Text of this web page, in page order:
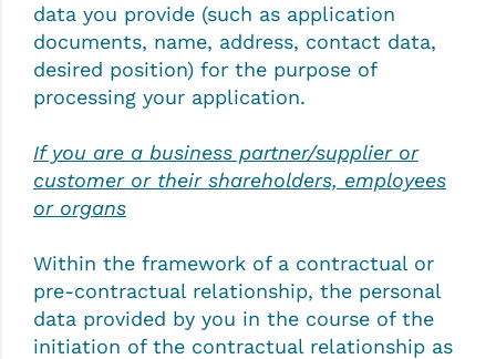
data you provide (such as application
documents, name, address, contact data,
desired position) for the purpose of
processing your application.
If you are a business partner/supplier or
customer or their shareholders, employees
or organs
Within the framework of a contractual or
pre-contractual relationship, the personal
data provided by you in the course of the
initiation of the contractual relationship as